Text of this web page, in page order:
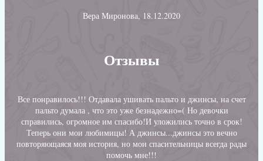
Вера Миронова, 18.12.2020
Отзывы
Все понравилось!!! Отдавала ушивать пальто и джинсы, на счет
пальто думала , что это уже безнадежно=( Но девочки
справились, огромное им спасибо!И уложились точно в срок!
Теперь они мои любимицы! А джинсы...джинсы это вечно
повторяющаяся моя история, но мои спасительницы всегда рады
помочь мне!!!